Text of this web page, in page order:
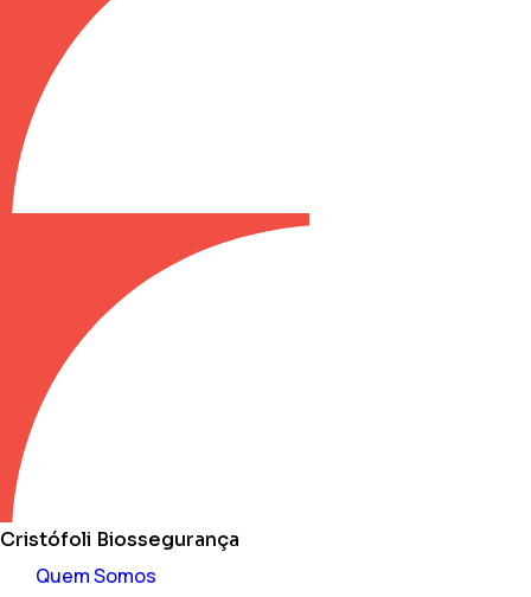
Cristófoli Biossegurança
Quem Somos